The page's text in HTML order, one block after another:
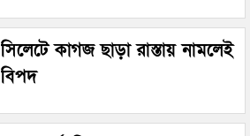
সিলেটে কাগজ ছাড়া রাস্তায় নামলেই
বিপদ